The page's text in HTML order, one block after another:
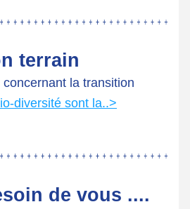
terrain
diversité sont la..>
de vous ....